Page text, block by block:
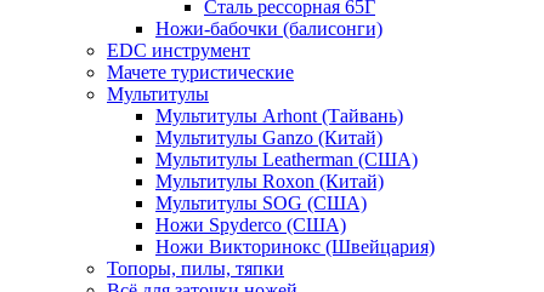
Сталь рессорная 65Г
Ножи-бабочки (балисонги)
EDC инструмент
Мачете туристические
Мультитулы
Мультитулы Arhont (Тайвань)
Мультитулы Ganzo (Китай)
Мультитулы Leatherman (США)
Мультитулы Roxon (Китай)
Мультитулы SOG (США)
Ножи Spyderco (США)
Ножи Викторинокс (Швейцария)
Топоры, пилы, тяпки